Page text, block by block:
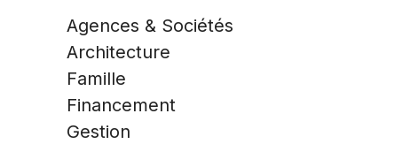
Agences & Sociétés
Architecture
Famille
Financement
Gestion